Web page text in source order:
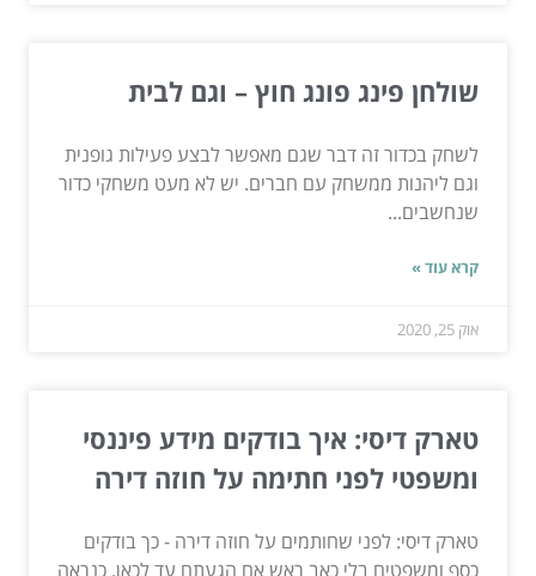
שולחן פינג פונג חוץ – וגם לבית
לשחק בכדור זה דבר שגם מאפשר לבצע פעילות גופנית
וגם ליהנות ממשחק עם חברים. יש לא מעט משחקי כדור
שנחשבים...
קרא עוד »
אוק 25, 2020
טארק דיסי: איך בודקים מידע פיננסי
ומשפטי לפני חתימה על חוזה דירה
טארק דיסי: לפני שחותמים על חוזה דירה - כך בודקים
כסף ומשפטים בלי כאב ראש אם הגעתם עד לכאן, כנראה